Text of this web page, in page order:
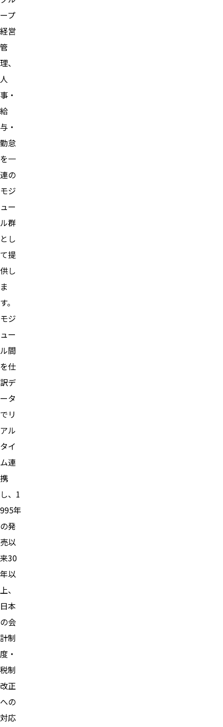
ープ
経営
管
理、
人
事・
給
与・
勤怠
を一
連の
モジ
ュー
ル群
とし
て提
供し
ま
す。
モジ
ュー
ル間
を仕
訳デ
ータ
でリ
アル
タイ
ム連
携
し、1
995年
の発
売以
来30
年以
上、
日本
の会
計制
度・
税制
改正
への
対応